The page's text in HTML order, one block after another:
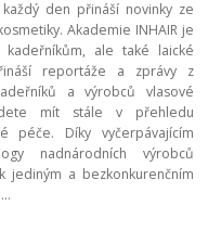
den přináší novinky ze
Akademie INHAIR je
ale také laické
reportáže a zprávy z
a výrobců vlasové
mít stále v přehledu
péče. Díky vyčerpávajícím
nadnárodních výrobců
jediným a bezkonkurenčním